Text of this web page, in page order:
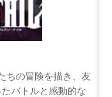
ちの冒険を描き、友
バトルと感動的な